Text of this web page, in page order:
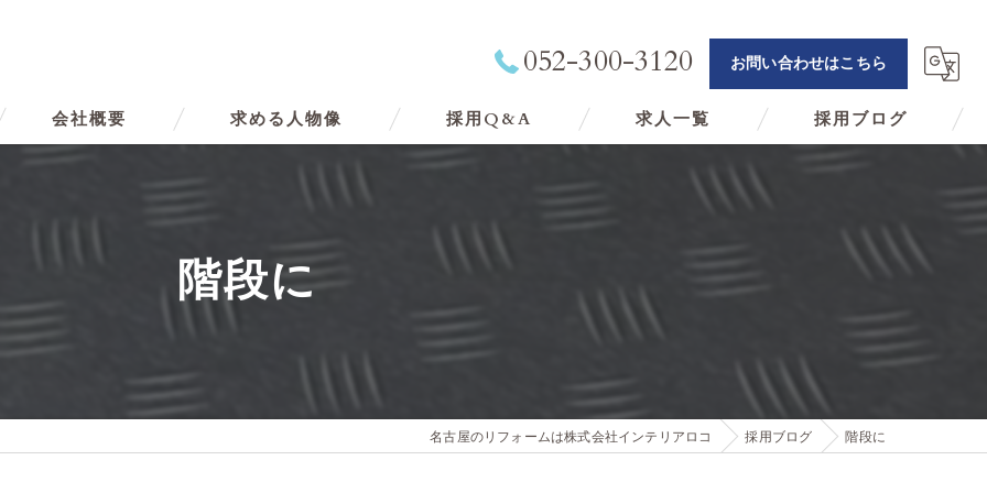
052-300-3120 お問い合わせはこちら
会社概要 求める人物像 採用Q&A 求人一覧 採用ブログ
階段に
名古屋のリフォームは株式会社インテリアロコ 採用ブログ 階段に